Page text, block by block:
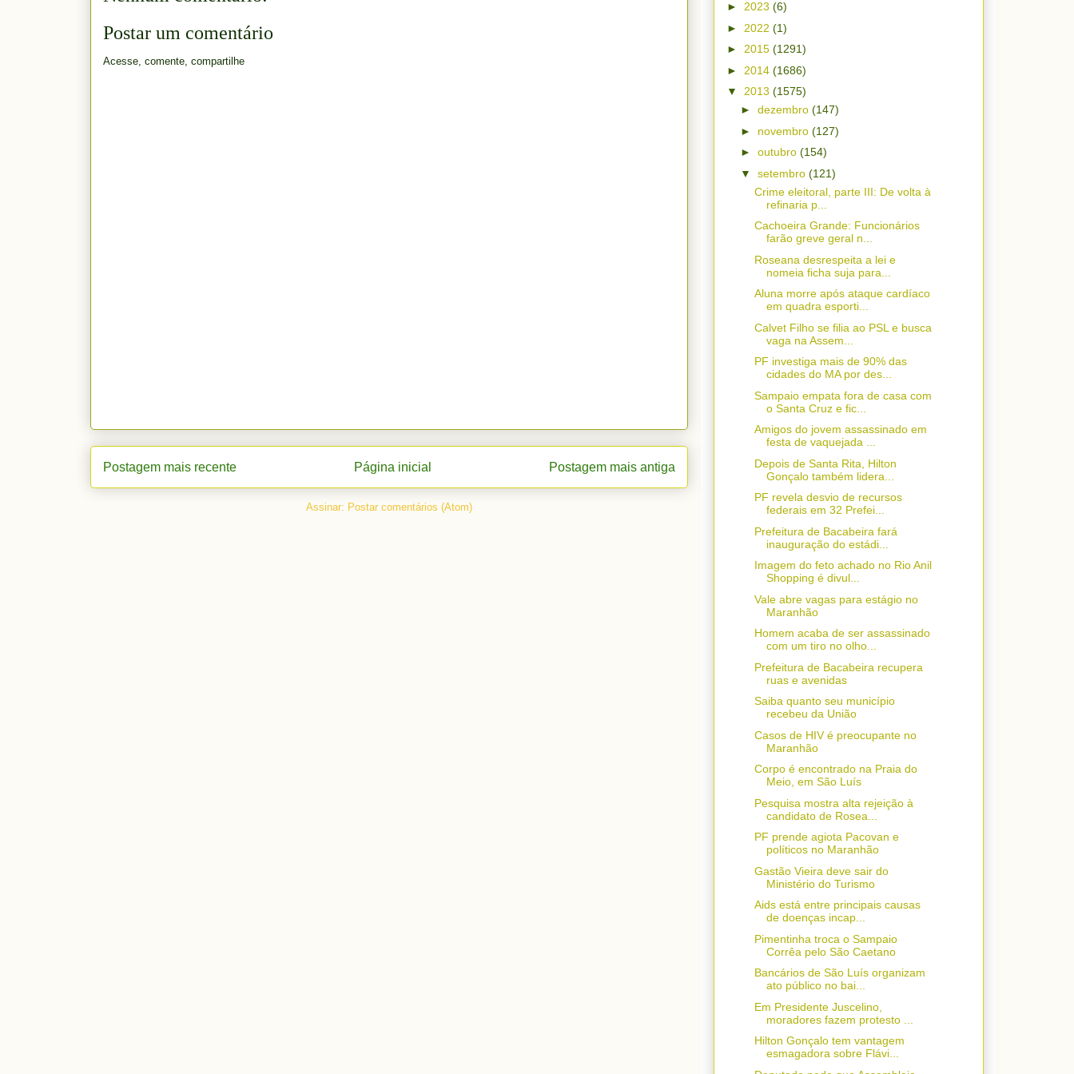
Postar um comentário
Acesse, comente, compartilhe
Postagem mais recente Postagem mais antiga
Página inicial
Assinar: Postar comentários (Atom)
► 2023 (6)
► 2022 (1)
► 2015 (1291)
► 2014 (1686)
▼ 2013 (1575)
► dezembro (147)
► novembro (127)
► outubro (154)
▼ setembro (121)
Crime eleitoral, parte III: De volta à
refinaria p...
Cachoeira Grande: Funcionários
farão greve geral n...
Roseana desrespeita a lei e
nomeia ficha suja para...
Aluna morre após ataque cardíaco
em quadra esporti...
Calvet Filho se filia ao PSL e busca
vaga na Assem...
PF investiga mais de 90% das
cidades do MA por des...
Sampaio empata fora de casa com
o Santa Cruz e fic...
Amigos do jovem assassinado em
festa de vaquejada ...
Depois de Santa Rita, Hilton
Gonçalo também lidera...
PF revela desvio de recursos
federais em 32 Prefei...
Prefeitura de Bacabeira fará
inauguração do estádi...
Imagem do feto achado no Rio Anil
Shopping é divul...
Vale abre vagas para estágio no
Maranhão
Homem acaba de ser assassinado
com um tiro no olho...
Prefeitura de Bacabeira recupera
ruas e avenidas
Saiba quanto seu município
recebeu da União
Casos de HIV é preocupante no
Maranhão
Corpo é encontrado na Praia do
Meio, em São Luís
Pesquisa mostra alta rejeição à
candidato de Rosea...
PF prende agiota Pacovan e
políticos no Maranhão
Gastão Vieira deve sair do
Ministério do Turismo
Aids está entre principais causas
de doenças incap...
Pimentinha troca o Sampaio
Corrêa pelo São Caetano
Bancários de São Luís organizam
ato público no bai...
Em Presidente Juscelino,
moradores fazem protesto ...
Hilton Gonçalo tem vantagem
esmagadora sobre Flávi...